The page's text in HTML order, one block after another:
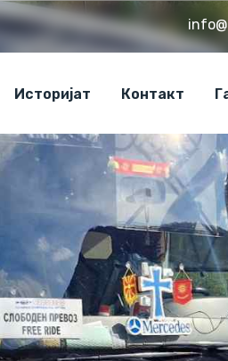
Историјат Контакт